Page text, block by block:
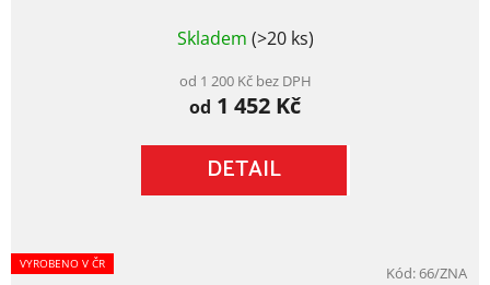
hodnocení
je
5,0
5
hvězdiček.
Skladem (>20 ks)
od 1 200 Kč bez DPH
od 1 452 Kč
DETAIL
VYROBENO V ČR Kód:66/ZNA